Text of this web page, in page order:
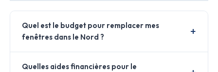
Quel est le budget pour remplacer mes
fenêtres dans le Nord ?
Quelles aides financières pour le